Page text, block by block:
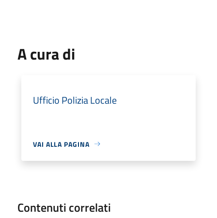
A cura di
Ufficio Polizia Locale
VAI ALLA PAGINA
Contenuti correlati